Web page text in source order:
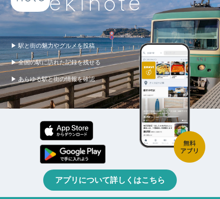
▶ 駅と街の魅力やグルメを投稿
▶ 全国の駅に訪れた記録を残せる
▶ あらゆる駅と街の情報を確認
アプリについて詳しくはこちら